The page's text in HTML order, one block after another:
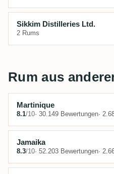
Sikkim Distilleries Ltd.
2 Rums
Rum aus
Martinique
8.1/10· 30.149 Bewertungen·
Jamaika
8.3/10· 52.203 Bewertungen·